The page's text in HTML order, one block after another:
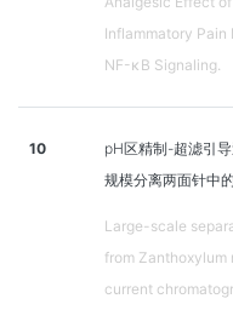
Inflammatory Pain
NF-κB Signaling.
10
pH区精制-超滤引
规模分离两面针中
Large-scale
from
current